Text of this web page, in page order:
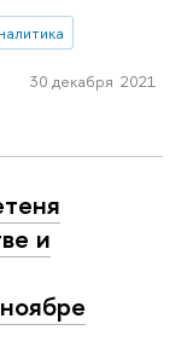
30 декабря 2021
и